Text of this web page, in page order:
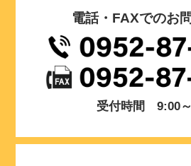
電話・FAXでのお
受付時間 9:00